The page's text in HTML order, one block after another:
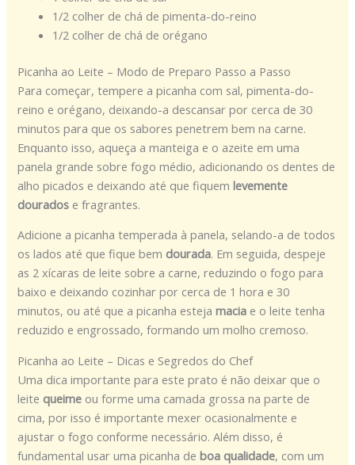
1/2 colher de chá de pimenta-do-reino
1/2 colher de chá de orégano
Picanha ao Leite – Modo de Preparo Passo a Passo
Para começar, tempere a picanha com sal, pimenta-do-
reino e orégano, deixando-a descansar por cerca de 30
minutos para que os sabores penetrem bem na carne.
Enquanto isso, aqueça a manteiga e o azeite em uma
panela grande sobre fogo médio, adicionando os dentes de
alho picados e deixando até que fiquemlevemente
dourados e fragrantes.
Adicione a picanha temperada à panela, selando-a de todos
os lados até que fique bem dourada. Em seguida, despeje
as 2 xícaras de leite sobre a carne, reduzindo o fogo para
baixo e deixando cozinhar por cerca de 1 hora e 30
minutos, ou até que a picanha estejamacia e o leite tenha
reduzido e engrossado, formando um molho cremoso.
Picanha ao Leite – Dicas e Segredos do Chef
Uma dica importante para este prato é não deixar que o
leite queime ou forme uma camada grossa na parte de
cima, por isso é importante mexer ocasionalmente e
ajustar o fogo conforme necessário. Além disso, é
fundamental usar uma picanha deboa qualidade, com um